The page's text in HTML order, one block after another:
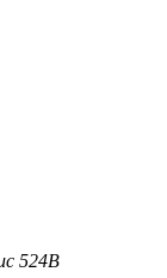
524В